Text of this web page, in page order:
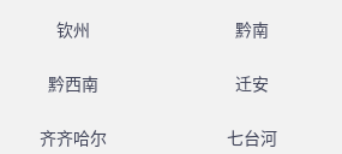
钦州 黔南
黔西南 迁安
齐齐哈尔 七台河